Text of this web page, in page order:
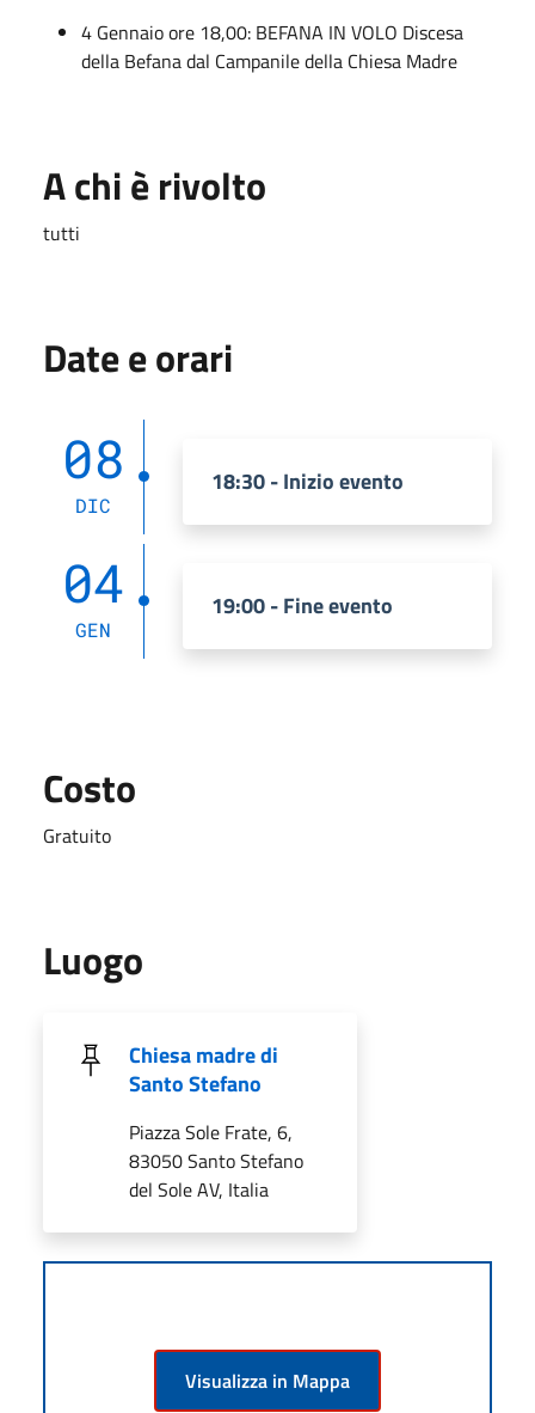
4 Gennaio ore 18,00: BEFANA IN VOLO Discesa
della Befana dal Campanile della Chiesa Madre
A chi è rivolto
tutti
Date e orari
08
DIC
18:30 - Inizio evento
04
GEN
19:00 - Fine evento
Costo
Gratuito
Luogo
Chiesa madre di
Santo Stefano
Piazza Sole Frate, 6,
83050 Santo Stefano
del Sole AV, Italia
Visualizza in Mappa